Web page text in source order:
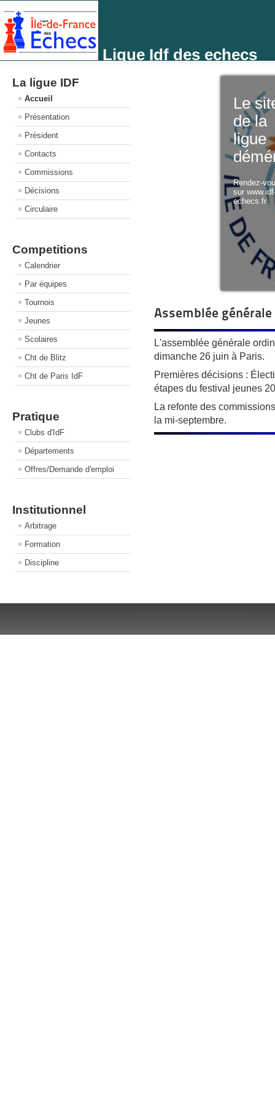
Ligue Idf des echecs
La ligue IDF
Accueil
Présentation
Président
Contacts
Commissions
Décisions
Circulaire
Competitions
Calendrier
Par équipes
Tournois
Jeunes
Scolaires
Cht de Blitz
Cht de Paris IdF
Pratique
Clubs d'IdF
Départements
Offres/Demande d'emploi
Institutionnel
Arbitrage
Formation
Discipline
Le
de la
ligue
Rendez-
sur
echecs.fr
Assemblée
L'assemblée générale
dimanche 26 juin à Paris.
Premières décisions :
étapes du festival jeunes
La refonte des
la mi-septembre.